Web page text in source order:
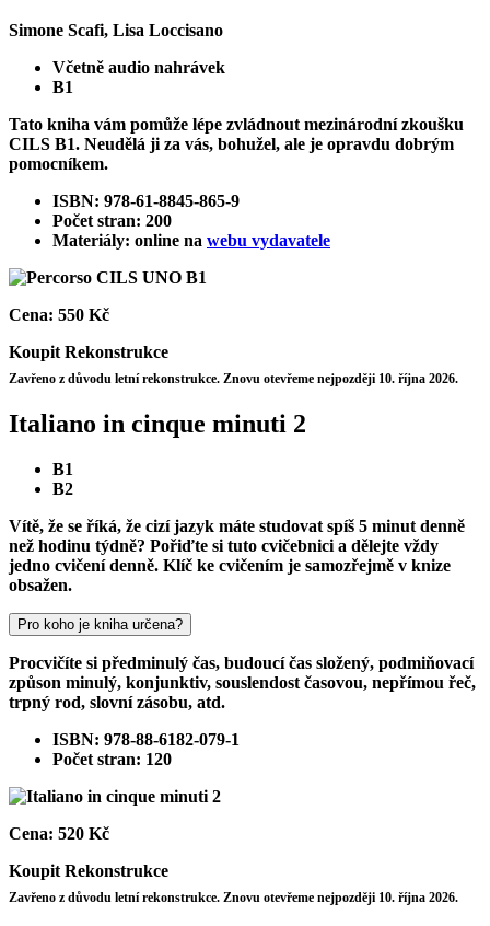
Simone Scafi, Lisa Loccisano
Včetně audio nahrávek
B1
Tato kniha vám pomůže lépe zvládnout mezinárodní zkoušku
CILS B1. Neudělá ji za vás, bohužel, ale je opravdu dobrým
pomocníkem.
ISBN: 978-61-8845-865-9
Počet stran: 200
Materiály: online na webu vydavatele
Cena: 550 Kč
Koupit Rekonstrukce
Zavřeno z důvodu letní rekonstrukce. Znovu otevřeme nejpozději 10. října 2026.
Italiano in cinque minuti 2
B1
B2
Vítě, že se říká, že cizí jazyk máte studovat spíš 5 minut denně
než hodinu týdně? Pořiďte si tuto cvičebnici a dělejte vždy
jedno cvičení denně. Klíč ke cvičením je samozřejmě v knize
obsažen.
Pro koho je kniha určena?
Procvičíte si předminulý čas, budoucí čas složený, podmiňovací
způson minulý, konjunktiv, souslendost časovou, nepřímou řeč,
trpný rod, slovní zásobu, atd.
ISBN: 978-88-6182-079-1
Počet stran: 120
Cena: 520 Kč
KoupitRekonstrukce
Zavřeno z důvodu letní rekonstrukce. Znovu otevřeme nejpozději 10. října 2026.